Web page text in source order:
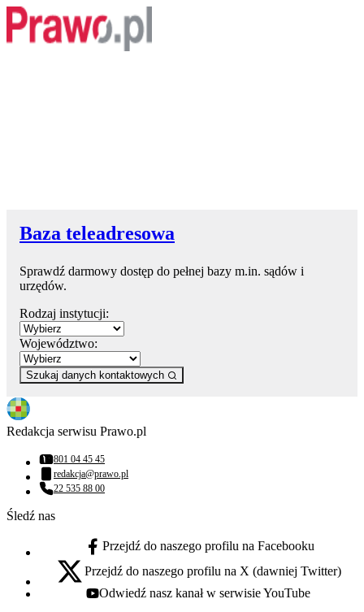
Baza teleadresowa
Sprawdź darmowy dostęp do pełnej bazy m.in. sądów i
urzędów.
Rodzaj instytucji:
Województwo:
Szukaj danych kontaktowych
Redakcja serwisu Prawo.pl
Numer telefonu:
801 04 45 45
Adres email:
redakcja@prawo.pl
Numer telefonu:
22 535 88 00
Śledź nas
facebook - otwiera się w nowej karcie
Przejdź do naszego profilu na Facebooku
x - otwiera się w nowej karcie
Przejdź do naszego profilu na X (dawniej Twitter)
youtube - otwiera się w nowej karcie
Odwiedź nasz kanał w serwisie YouTube